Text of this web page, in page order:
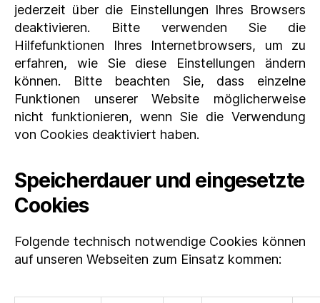
jederzeit über die Einstellungen Ihres Browsers
deaktivieren. Bitte verwenden Sie die
Hilfefunktionen Ihres Internetbrowsers, um zu
erfahren, wie Sie diese Einstellungen ändern
können. Bitte beachten Sie, dass einzelne
Funktionen unserer Website möglicherweise
nicht funktionieren, wenn Sie die Verwendung
von Cookies deaktiviert haben.
Speicherdauer und eingesetzte
Cookies
Folgende technisch notwendige Cookies können
auf unseren Webseiten zum Einsatz kommen: